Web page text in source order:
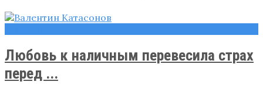
Любовь к наличным перевесила страх
перед ...